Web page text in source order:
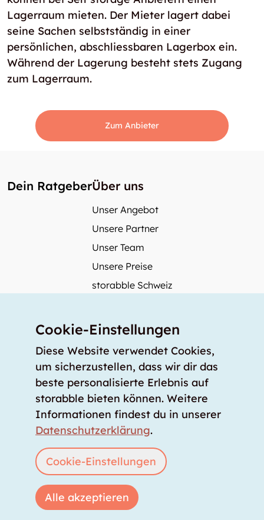
Lagerraum mieten. Der Mieter lagert dabei
seine Sachen selbstständig in einer
persönlichen, abschliessbaren Lagerbox ein.
Während der Lagerung besteht stets Zugang
zum Lagerraum.
Zum Anbieter
Dein RatgeberÜber uns
Unser Angebot
Unsere Partner
Unser Team
Unsere Preise
storabble Schweiz
Mehr über storabble
Medienbeiträge
Wie gross muss ein Lagerraum sein?
Was kostet ein Lagerraum?
Für Lageranbieter
Anmelden Lagerraum inserieren
Copyright © 2026 storabble|Datenschutzerklärung
Cookie-Einstellungen
Diese Website verwendet Cookies,
um sicherzustellen, dass wir dir das
beste personalisierte Erlebnis auf
storabble bieten können. Weitere
Informationen findest du in unserer
Datenschutzerklärung.
Cookie-Einstellungen
Alle akzeptieren